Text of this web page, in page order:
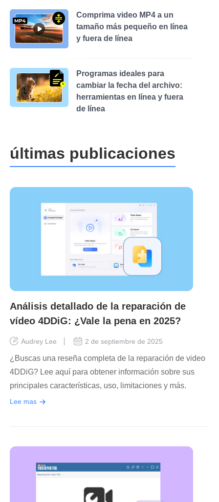
Comprima video MP4 a un
tamaño más pequeño en línea
y fuera de línea
Programas ideales para
cambiar la fecha del archivo:
herramientas en línea y fuera
de línea
últimas publicaciones
Análisis detallado de la reparación de
vídeo 4DDiG: ¿Vale la pena en 2025?
Audrey Lee 2 de septiembre de 2025
¿Buscas una reseña completa de la reparación de video
4DDiG? Lee aquí para obtener información sobre sus
principales características, uso, limitaciones y más.
Lee mas